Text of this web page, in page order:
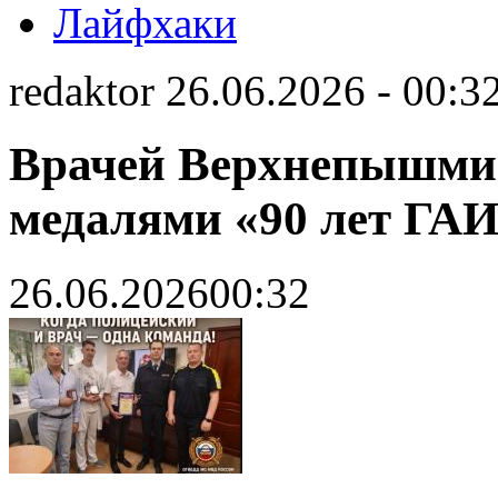
Лайфхаки
redaktor 26.06.2026 -
Врачей
медалями «90 лет
26.06.202600:32